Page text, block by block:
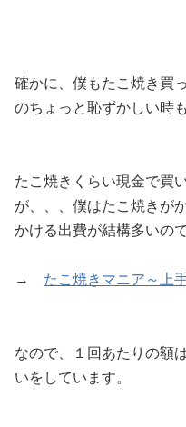
確かに、僕もたこ焼き買
のちょっと恥ずかしい時
たこ焼きくらい現金で買
が、、、僕はたこ焼きが
かける出費が結構多いので
→ たこ焼きマニア～上
なので、１回あたりの額
いをしています。